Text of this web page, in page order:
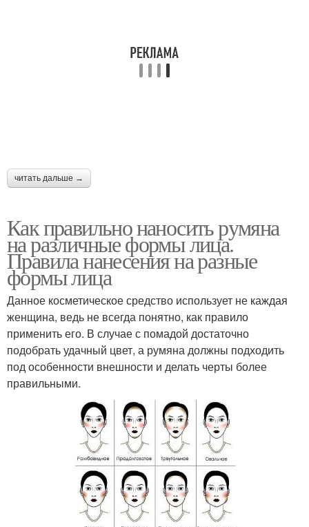
читать дальше →
Как правильно наносить румяна
на различные формы лица.
Правила нанесения на разные
формы лица
Данное косметическое средство использует не каждая
женщина, ведь не всегда понятно, как правило
применить его. В случае с помадой достаточно
подобрать удачный цвет, а румяна должны подходить
под особенности внешности и делать черты более
правильными.